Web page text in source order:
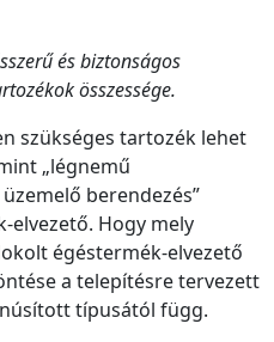
és biztonságos
összessége.
szükséges tartozék lehet
„légnemű
berendezés”
elvezető. Hogy mely
égéstermék-elvezető
a telepítésre tervezett
típusától függ.